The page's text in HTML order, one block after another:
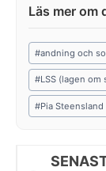
Post
Tags:
#andning och
#LSS (lagen
#Pia Steensland